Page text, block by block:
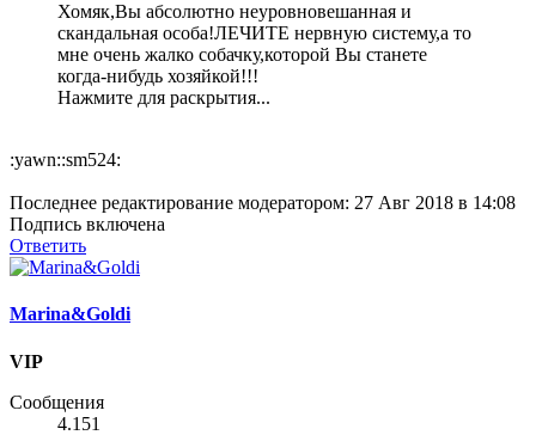
Хомяк,Вы абсолютно неуровновешанная и
скандальная особа!ЛЕЧИТЕ нервную систему,а то
мне очень жалко собачку,которой Вы станете
когда-нибудь хозяйкой!!!
Нажмите для раскрытия...
:yawn::sm524:
Последнее редактирование модератором: 27 Авг 2018 в 14:08
Подпись включена
Ответить
Marina&Goldi
VIP
Сообщения
4.151